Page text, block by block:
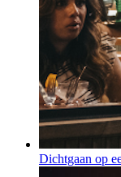
Dichtgaan op